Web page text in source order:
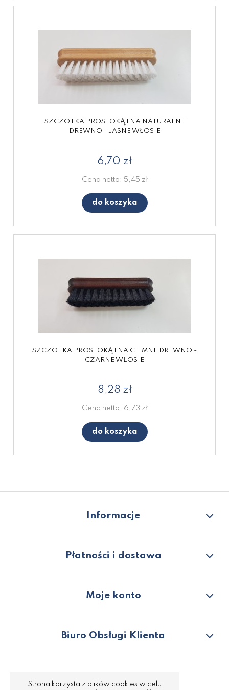
Strona korzysta z plików cookies w celu
SZCZOTKA PROSTOKĄTNA NATURALNE
DREWNO - JASNE WŁOSIE
6,70 zł
Cena netto: 5,45 zł
do koszyka
SZCZOTKA PROSTOKĄTNA CIEMNE DREWNO -
CZARNE WŁOSIE
8,28 zł
Cena netto: 6,73 zł
do koszyka
Informacje
Płatności i dostawa
Moje konto
Biuro Obsługi Klienta